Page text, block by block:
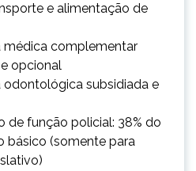
e alimentação de
médica complementar
opcional
odontológica subsidiada e
de função policial: 38% do
básico (somente para